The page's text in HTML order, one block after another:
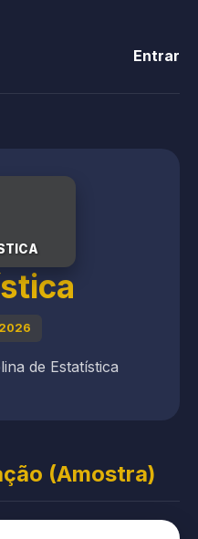
Entrar
de Estatística
(Amostra)